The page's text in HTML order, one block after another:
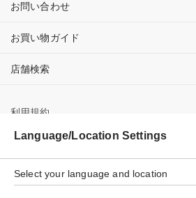
お問い合わせ
お買い物ガイド
店舗検索
利用規約
プライバシーポリシー
特定商取引法に基づく表示
Language/Location Settings
Select your language and location